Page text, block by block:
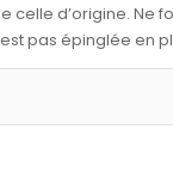
d’origine. Ne
pas épinglée en